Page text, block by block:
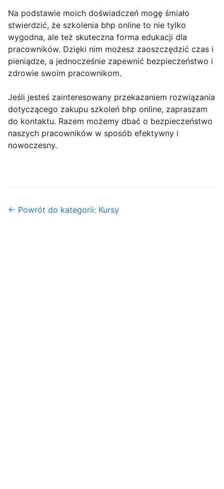
Na podstawie moich doświadczeń mogę śmiało
stwierdzić, że szkolenia bhp online to nie tylko
wygodna, ale też skuteczna forma edukacji dla
pracowników. Dzięki nim możesz zaoszczędzić czas i
pieniądze, a jednocześnie zapewnić bezpieczeństwo i
zdrowie swoim pracownikom.
Jeśli jesteś zainteresowany przekazaniem rozwiązania
dotyczącego zakupu szkoleń bhp online, zapraszam
do kontaktu. Razem możemy dbać o bezpieczeństwo
naszych pracowników w sposób efektywny i
nowoczesny.
← Powrót do kategorii: Kursy